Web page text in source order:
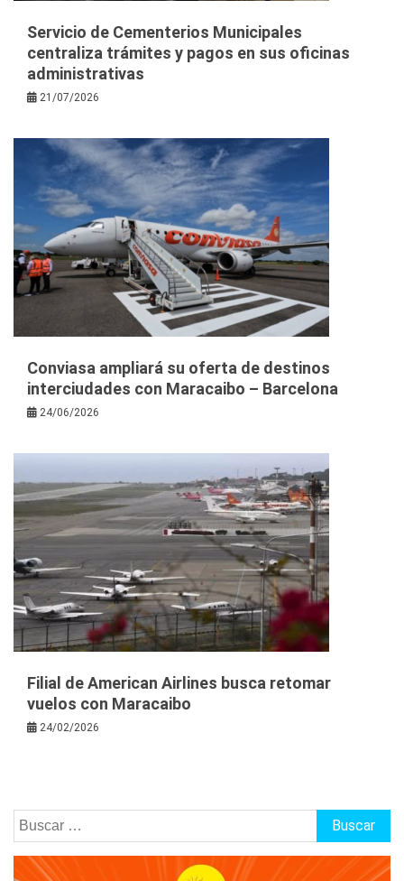
Servicio de Cementerios Municipales
centraliza trámites y pagos en sus oficinas
administrativas
21/07/2026
Conviasa ampliará su oferta de destinos
interciudades con Maracaibo – Barcelona
24/06/2026
Filial de American Airlines busca retomar
vuelos con Maracaibo
24/02/2026
Buscar: